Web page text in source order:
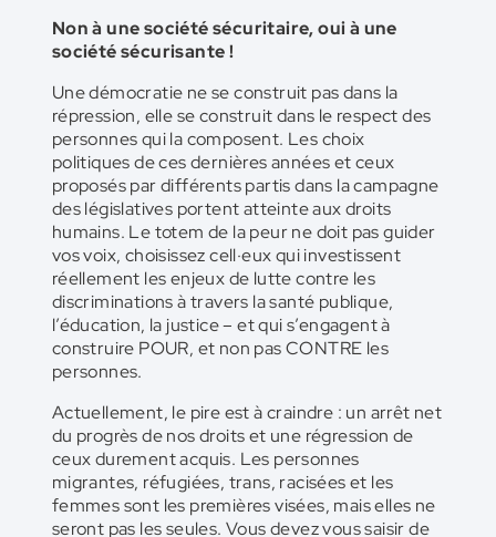
Non à une société sécuritaire, oui à une
société sécurisante !
Une démocratie ne se construit pas dans la
répression, elle se construit dans le respect des
personnes qui la composent. Les choix
politiques de ces dernières années et ceux
proposés par différents partis dans la campagne
des législatives portent atteinte aux droits
humains. Le totem de la peur ne doit pas guider
vos voix, choisissez cell·eux qui investissent
réellement les enjeux de lutte contre les
discriminations à travers la santé publique,
l’éducation, la justice – et qui s’engagent à
construire POUR, et non pas CONTRE les
personnes.
Actuellement, le pire est à craindre : un arrêt net
du progrès de nos droits et une régression de
ceux durement acquis. Les personnes
migrantes, réfugiées, trans, racisées et les
femmes sont les premières visées, mais elles ne
seront pas les seules. Vous devez vous saisir de